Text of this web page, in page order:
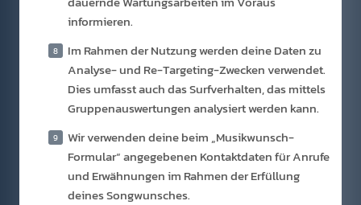
informieren.
Im Rahmen der Nutzung werden deine Daten zu
Analyse- und Re-Targeting-Zwecken verwendet.
Dies umfasst auch das Surfverhalten, das mittels
Gruppenauswertungen analysiert werden kann.
Wir verwenden deine beim „Musikwunsch-
Formular“ angegebenen Kontaktdaten für Anrufe
und Erwähnungen im Rahmen der Erfüllung
deines Songwunsches.